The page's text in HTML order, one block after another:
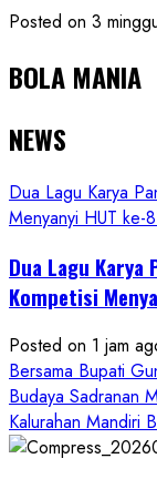
Posted on 3
BOLA MANIA
NEWS
Dua Lagu Karya
Menyanyi HUT ke-
Dua Lagu Karya
Kompetisi
Posted on 1 jam
Bersama Bupati
Budaya Sadranan
Kalurahan Mandiri